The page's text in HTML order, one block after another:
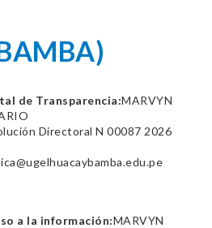
de Transparencia:MARVYN
Directoral N 00087 2026
a la información:MARVYN